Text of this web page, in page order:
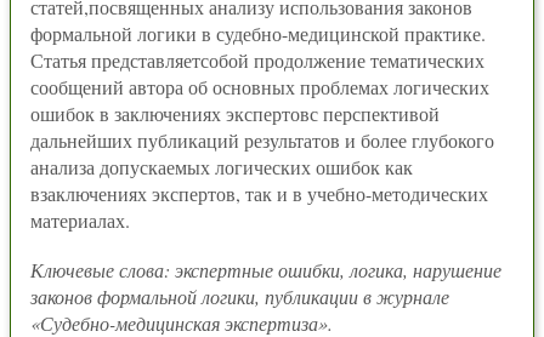
статей,посвященных анализу использования законов
формальной логики в судебно-медицинской практике.
Статья представляетсобой продолжение тематических
сообщений автора об основных проблемах логических
ошибок в заключениях экспертовс перспективой
дальнейших публикаций результатов и более глубокого
анализа допускаемых логических ошибок как
взаключениях экспертов, так и в учебно-методических
материалах.
Ключевые слова: экспертные ошибки, логика, нарушение
законов формальной логики, публикации в журнале
«Судебно-медицинская экспертиза».